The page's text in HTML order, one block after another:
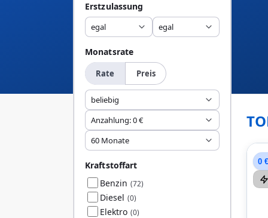
Erstzulassung
egal egal
Monatsrate
Rate Preis
beliebig
Anzahlung: 0 €
60 Monate
Kraftstoffart
Benzin (72)
Diesel (0)
Elektro (0)
0